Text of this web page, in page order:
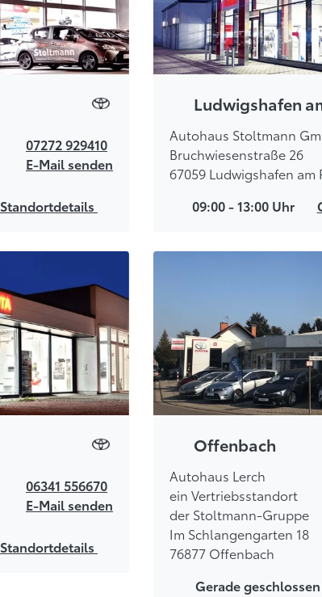
07272 929410
E-Mail senden
Standortdetails
Ludwigshafen
Autohaus Stoltmann
Bruchwiesenstraße 26
67059 Ludwigshafen am
09:00 - 13:00 Uhr
06341 556670
E-Mail senden
Standortdetails
Offenbach
Autohaus Lerch
ein Vertriebsstandort
der Stoltmann-Gruppe
Im Schlangengarten 18
76877 Offenbach
Gerade geschlossen